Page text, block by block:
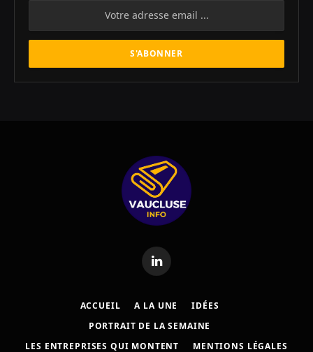
LinkedIn
ACCUEIL A LA UNE
IDÉES
PORTRAIT DE LA SEMAINE
LES ENTREPRISES QUI MONTENT
MENTIONS LÉGALES